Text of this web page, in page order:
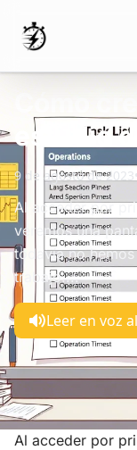
estudio
9 de agosto de 2023•
Al acceder por
veremos una
todavía no
trabajo....
Leer en voz
Al acceder por